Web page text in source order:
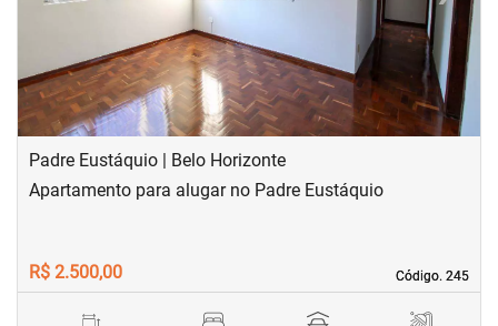
Padre Eustáquio | Belo Horizonte
Código. 245
Código. 245
Apartamento para alugar no Padre Eustáquio
R$ 2.500,00